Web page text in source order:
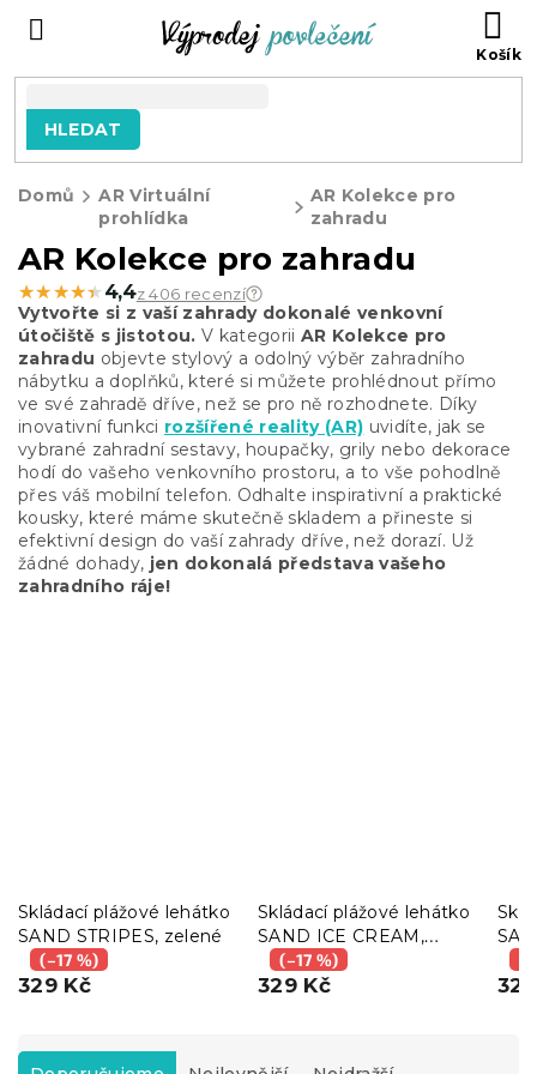
HLEDAT
Domů
AR Virtuální
prohlídka
AR Kolekce pro
zahradu
AR Kolekce pro zahradu
★★★★★
★★★★★ 4,4z 406 recenzí
Vytvořte si z vaší zahrady dokonalé venkovní
útočiště s jistotou. V kategoriiAR Kolekce pro
zahradu objevte stylový a odolný výběr zahradního
nábytku a doplňků, které si můžete prohlédnout přímo
ve své zahradě dříve, než se pro ně rozhodnete. Díky
inovativní funkci rozšířené reality (AR) uvidíte, jak se
vybrané zahradní sestavy, houpačky, grily nebo dekorace
hodí do vašeho venkovního prostoru, a to vše pohodlně
přes váš mobilní telefon. Odhalte inspirativní a praktické
kousky, které máme skutečně skladem a přineste si
efektivní design do vaší zahrady dříve, než dorazí. Už
žádné dohady, jen dokonalá představa vašeho
zahradního ráje!
Skládací plážové lehátko
SAND STRIPES, zelené
(–17 %)
329 Kč
Skládací plážové lehátko
SAND ICE CREAM,
barevné
(–17 %)
329 Kč
Ř